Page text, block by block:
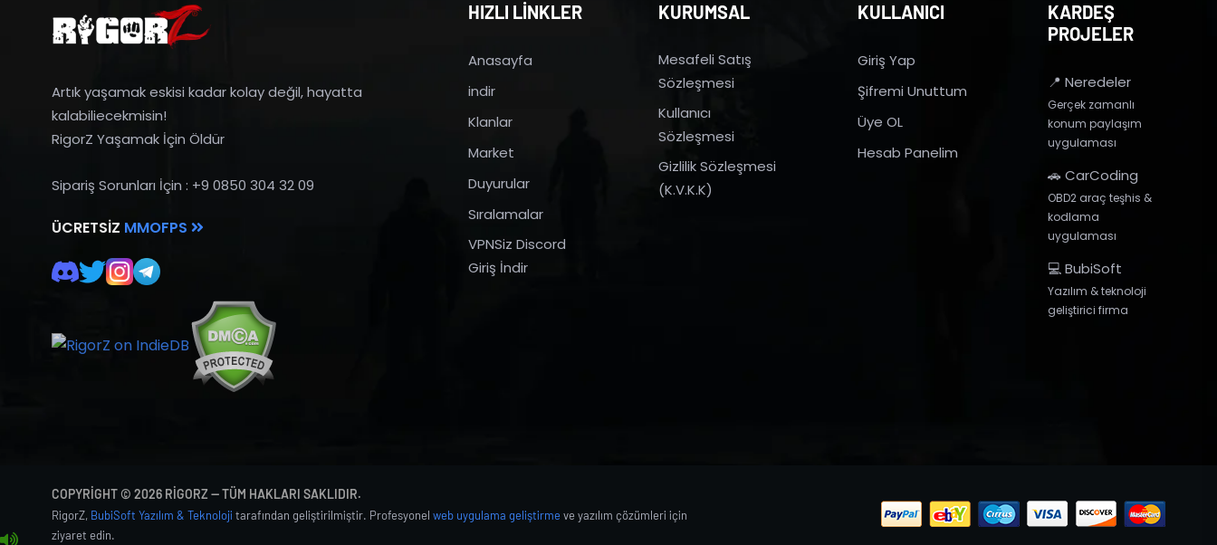
Artık yaşamak eskisi kadar kolay değil, hayatta
kalabiliecekmisin!
RigorZ Yaşamak İçin Öldür
Sipariş Sorunları İçin : +9 0850 304 32 09
ÜCRETSIZ MMOFPS
HIZLI LİNKLER
Anasayfa
indir
Klanlar
Market
Duyurular
Sıralamalar
VPNSiz Discord
Giriş İndir
KURUMSAL
Mesafeli Satış
Sözleşmesi
Kullanıcı
Sözleşmesi
Gizlilik Sözleşmesi
(K.V.K.K)
KULLANICI
Giriş Yap
Şifremi Unuttum
Üye OL
Hesab Panelim
KARDEŞ
PROJELER
📍 Neredeler
Gerçek zamanlı
konum paylaşım
uygulaması
🚗 CarCoding
OBD2 araç teşhis &
kodlama
uygulaması
💻 BubiSoft
Yazılım & teknoloji
geliştirici firma
COPYRIGHT © 2026 RIGORZ — TÜM HAKLARI SAKLIDIR.
RigorZ, BubiSoft Yazılım & Teknoloji tarafından geliştirilmiştir. Profesyonel web uygulama geliştirmeve yazılım çözümleri için
ziyaret edin.